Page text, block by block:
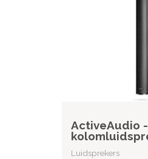
ActiveAudio -
Luidsprekers